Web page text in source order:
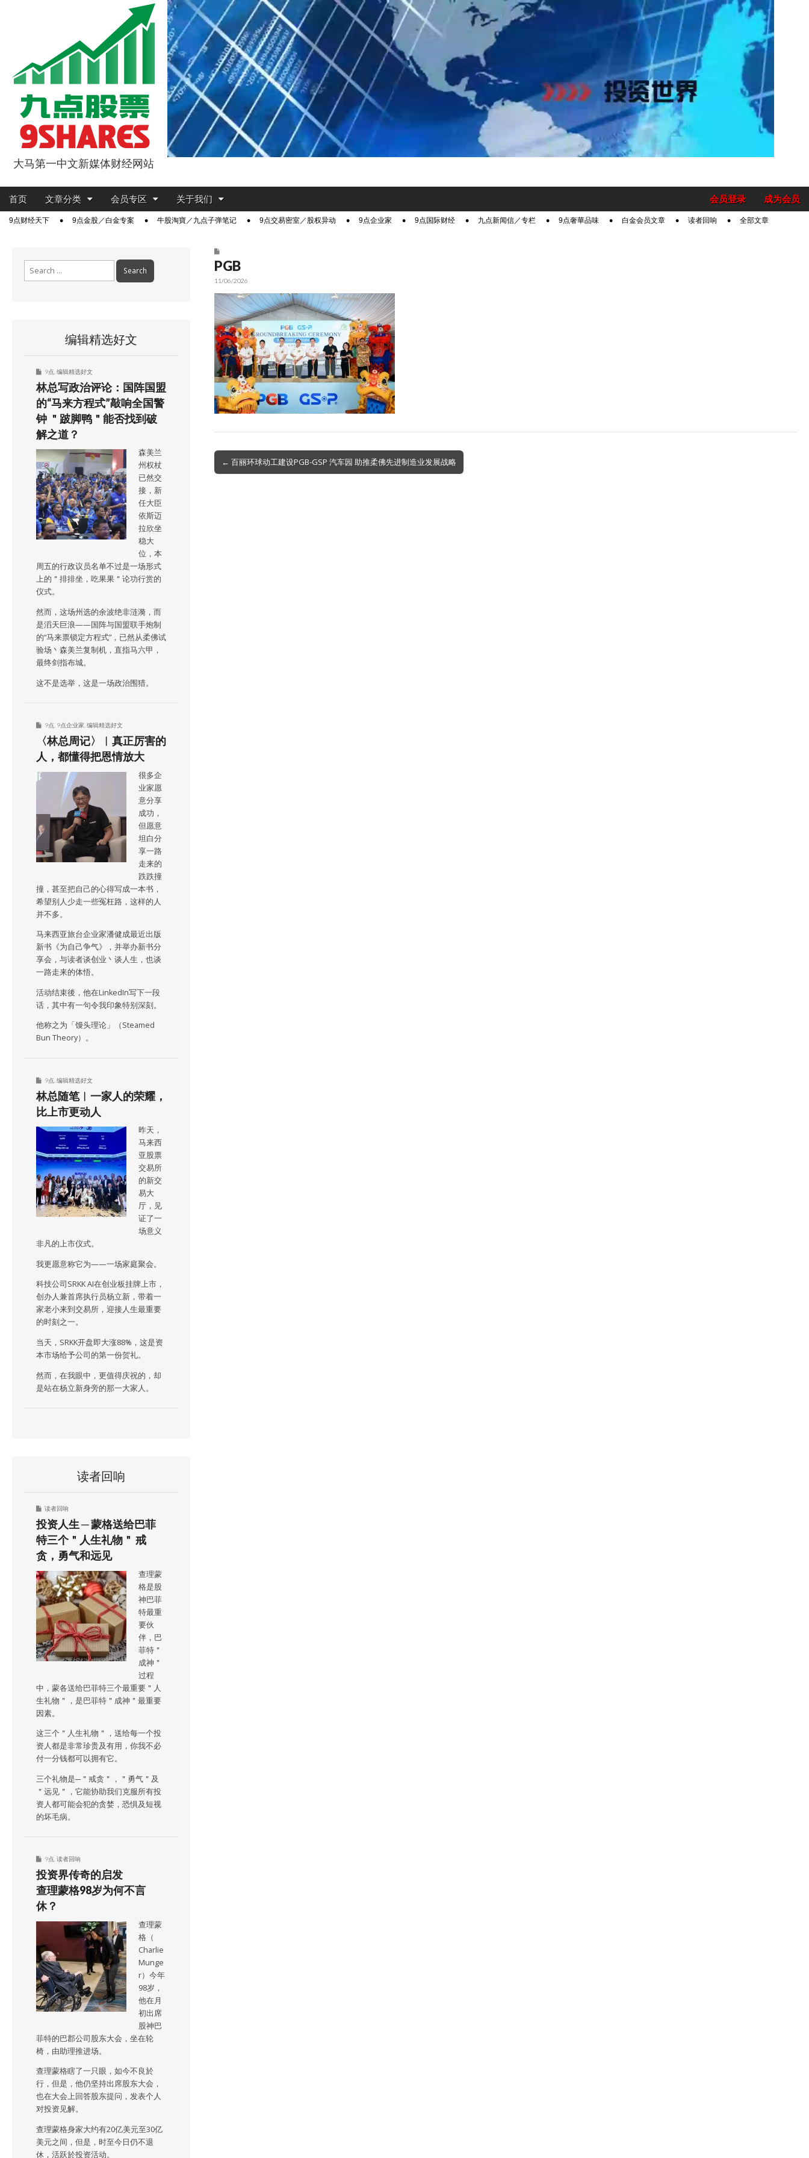
9点股票
大马第一中文新媒体财经网站
Main
Skip
content
首页 文章分类 会员专区 关于我们 成为会员
会员登录
Sub9点财经天下 9点金股／白金专案 牛股淘寶／九点子弹笔记 9点交易密室／股权异动 9点企业家 9点国际财经 九点新闻信／专栏 9点奢華品味 白金会员文章 读者回响 全部文章
PGB
11/06/2026
Post
navigation
← 百丽环球动工建设PGB-GSP 汽车园 助推柔佛先进制造业发展战略
编辑精选好文
9点 编辑精选好文
林总写政治评论：国阵国盟
的“马来方程式”敲响全国警
钟 ＂跛脚鸭＂能否找到破
解之道？
森美兰
州权杖
已然交
接，新
任大臣
依斯迈
拉欣坐
稳大
位，本
周五的行政议员名单不过是一场形式
上的＂排排坐，吃果果＂论功行赏的
仪式。
然而，这场州选的余波绝非涟漪，而
是滔天巨浪——国阵与国盟联手炮制
的“马来票锁定方程式”，已然从柔佛试
验场丶森美兰复制机，直指马六甲，
最终剑指布城。
这不是选举，这是一场政治围猎。
9点 9点企业家 编辑精选好文
〈林总周记〉︱真正厉害的
人，都懂得把恩情放大
很多企
业家愿
意分享
成功，
但愿意
坦白分
享一路
走来的
跌跌撞
撞，甚至把自己的心得写成一本书，
希望别人少走一些冤枉路，这样的人
并不多。
马来西亚旅台企业家潘健成最近出版
新书《为自己争气》，并举办新书分
享会，与读者谈创业丶谈人生，也谈
一路走来的体悟。
活动结束後，他在LinkedIn写下一段
话，其中有一句令我印象特别深刻。
他称之为「馒头理论」（Steamed
Bun Theory）。
9点 编辑精选好文
林总随笔︱一家人的荣耀，
比上市更动人
昨天，
马来西
亚股票
交易所
的新交
易大
厅，见
证了一
场意义
非凡的上市仪式。
我更愿意称它为——一场家庭聚会。
科技公司SRKK AI在创业板挂牌上市，
创办人兼首席执行员杨立新，带着一
家老小来到交易所，迎接人生最重要
的时刻之一。
当天，SRKK开盘即大涨88%，这是资
本市场给予公司的第一份贺礼。
然而，在我眼中，更值得庆祝的，却
是站在杨立新身旁的那一大家人。
读者回响
读者回响
投资人生 ─ 蒙格送给巴菲
特三个＂人生礼物＂ 戒
贪，勇气和远见
查理蒙
格是股
神巴菲
特最重
要伙
伴，巴
菲特＂
成神＂
过程
中，蒙各送给巴菲特三个最重要＂人
生礼物＂，是巴菲特＂成神＂最重要
因素。
这三个＂人生礼物＂，送给每一个投
资人都是非常珍贵及有用，你我不必
付一分钱都可以拥有它。
三个礼物是─＂戒贪＂，＂勇气＂及
＂远见＂，它能协助我们克服所有投
资人都可能会犯的贪婪，恐惧及短视
的坏毛病。
9点 读者回响
投资界传奇的启发
查理蒙格98岁为何不言
休？
查理蒙
格（
Charlie
Munge
r）今年
98岁，
他在月
初出席
股神巴
菲特的巴郡公司股东大会，坐在轮
椅，由助理推进场。
查理蒙格瞎了一只眼，如今不良於
行，但是，他仍坚持出席股东大会，
也在大会上回答股东提问，发表个人
对投资见解。
查理蒙格身家大约有20亿美元至30亿
美元之间，但是，时至今日仍不退
休，活跃於投资活动。